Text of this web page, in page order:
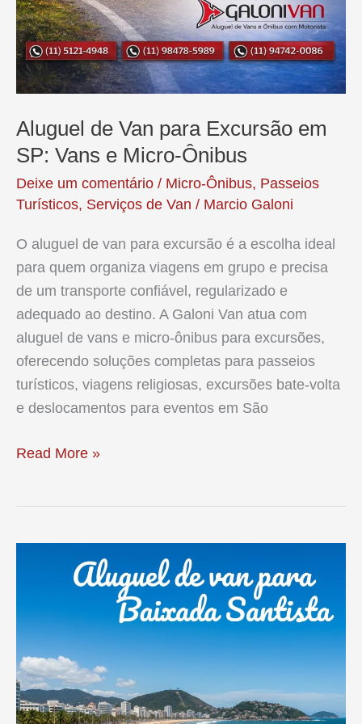
Aluguel de Van para Excursão em
SP: Vans e Micro-Ônibus
Deixe um comentário / Micro-Ônibus, Passeios
Turísticos, Serviços de Van / Marcio Galoni
O aluguel de van para excursão é a escolha ideal
para quem organiza viagens em grupo e precisa
de um transporte confiável, regularizado e
adequado ao destino. A Galoni Van atua com
aluguel de vans e micro-ônibus para excursões,
oferecendo soluções completas para passeios
turísticos, viagens religiosas, excursões bate-volta
e deslocamentos para eventos em São
Aluguel
Excursão
Vans
Micro-
Ônibus
Read More »